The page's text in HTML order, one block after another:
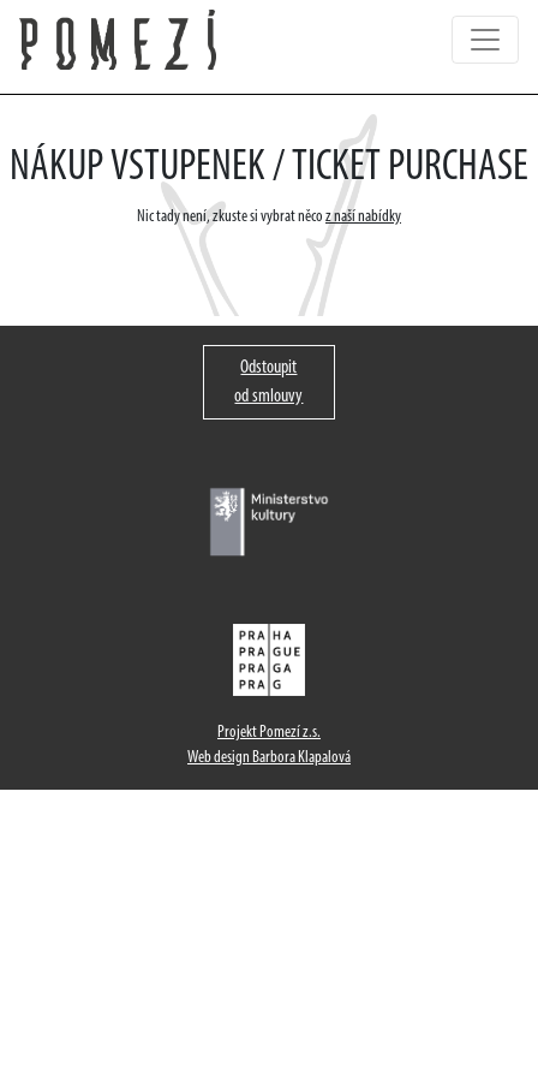
NÁKUP VSTUPENEK / TICKET PURCHASE
Nic tady není, zkuste si vybrat něco z naší nabídky
Odstoupit
od smlouvy
Projekt Pomezí z.s.
Web design Barbora Klapalová